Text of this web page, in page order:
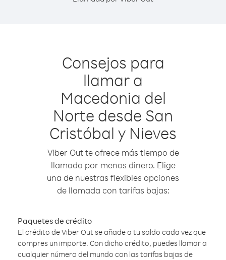
Consejos para
llamar a
Macedonia del
Norte desde San
Cristóbal y Nieves
Viber Out te ofrece más tiempo de
llamada por menos dinero. Elige
una de nuestras flexibles opciones
de llamada con tarifas bajas:
Paquetes de crédito
El crédito de Viber Out se añade a tu saldo cada vez que
compres un importe. Con dicho crédito, puedes llamar a
cualquier número del mundo con las tarifas bajas de